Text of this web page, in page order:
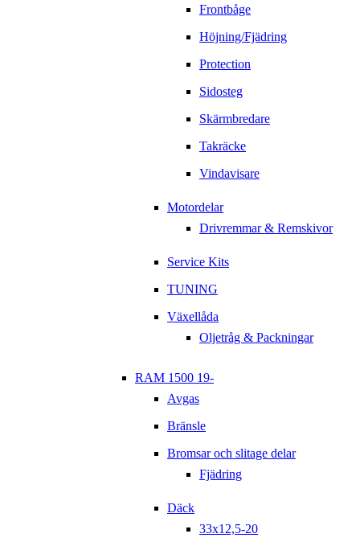
Frontbåge
Höjning/Fjädring
Protection
Sidosteg
Skärmbredare
Takräcke
Vindavisare
Motordelar
Drivremmar & Remskivor
Service Kits
TUNING
Växellåda
Oljetråg & Packningar
RAM 1500 19-
Avgas
Bränsle
Bromsar och slitage delar
Fjädring
Däck
33x12,5-20